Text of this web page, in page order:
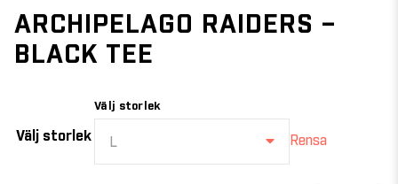
ARCHIPELAGO RAIDERS –
BLACK TEE
Välj storlek
Välj storlek
L Rensa